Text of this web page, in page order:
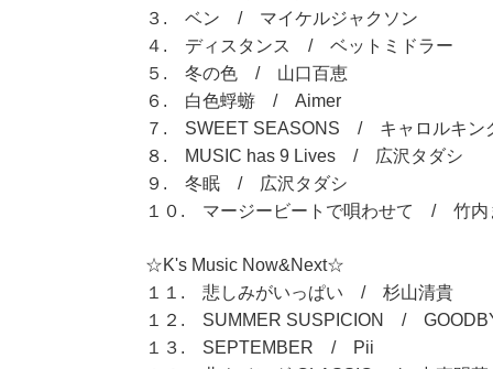
３. ベン / マイケルジャクソン
４. ディスタンス / ベットミドラー
５. 冬の色 / 山口百恵
６. 白色蜉蝣 / Aimer
７. SWEET SEASONS / キャロルキン
８. MUSIC has 9 Lives / 広沢タダシ
９. 冬眠 / 広沢タダシ
１０. マージービートで唄わせて / 竹内
☆K's Music Now&Next☆
１１. 悲しみがいっぱい / 杉山清貴
１２. SUMMER SUSPICION /
１３. SEPTEMBER / Pii